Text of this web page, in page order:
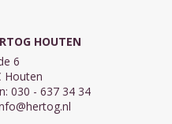
HOUTEN
6
Houten
030 - 637 34 34